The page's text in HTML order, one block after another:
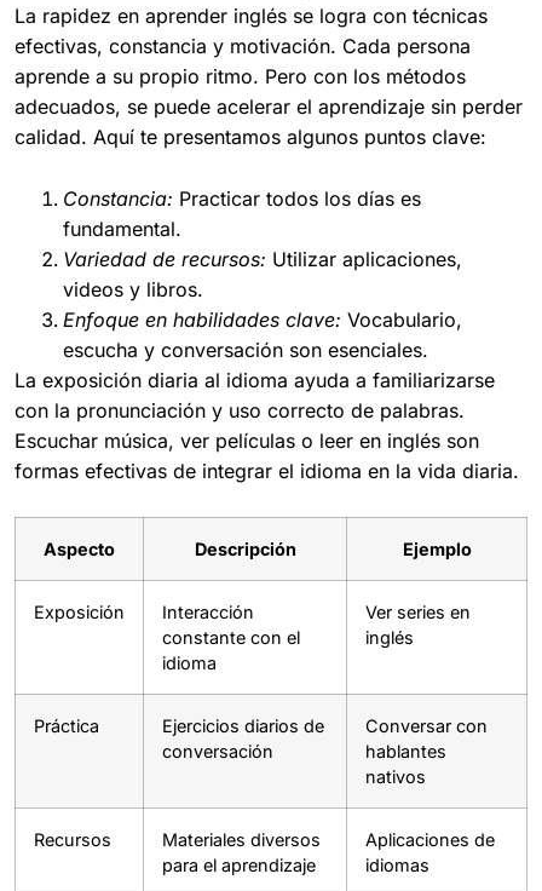
La rapidez en aprender inglés se logra con técnicas
efectivas, constancia y motivación. Cada persona
aprende a su propio ritmo. Pero con los métodos
adecuados, se puede acelerar el aprendizaje sin perder
calidad. Aquí te presentamos algunos puntos clave:
Constancia: Practicar todos los días es
fundamental.
Variedad de recursos: Utilizar aplicaciones,
videos y libros.
Enfoque en habilidades clave: Vocabulario,
escucha y conversación son esenciales.
La exposición diaria al idioma ayuda a familiarizarse
con la pronunciación y uso correcto de palabras.
Escuchar música, ver películas o leer en inglés son
formas efectivas de integrar el idioma en la vida diaria.
Aspecto Descripción Ejemplo
Exposición
Interacción
constante con el
idioma
Ver series en
inglés
Práctica
Ejercicios diarios de
conversación
Conversar con
hablantes
nativos
Recursos
Materiales diversos
para el aprendizaje
Aplicaciones de
idiomas